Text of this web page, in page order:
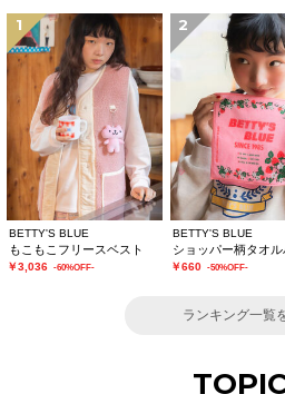
1
BETTY'S BLUE
もこもこフリースベスト
￥3,036 -60%OFF-
2
BETTY'S BLUE
￥660 -50%OFF-
ランキング一覧